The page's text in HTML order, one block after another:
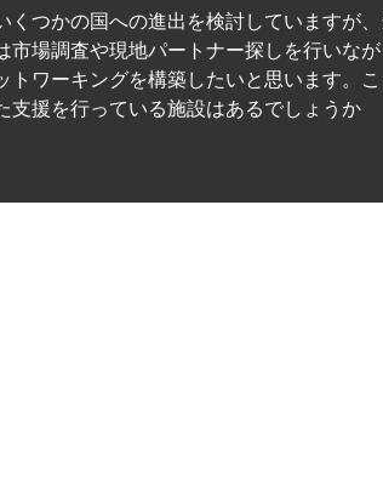
くつかの国への進出を検討していますが
市場調査や現地パートナー探しを行いな
トワーキングを構築したいと思います。
支援を行っている施設はあるでしょうか